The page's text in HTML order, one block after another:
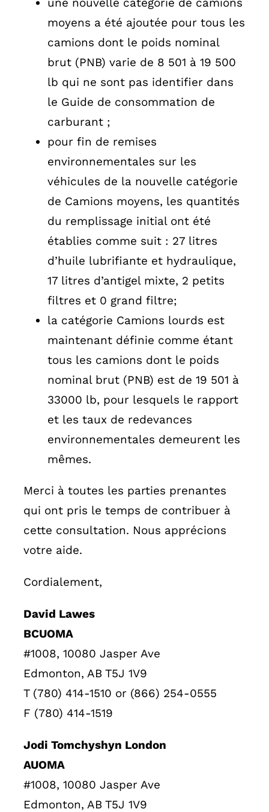
moyens a été ajoutée pour tous les
camions dont le poids nominal
brut (PNB) varie de 8 501 à 19 500
lb qui ne sont pas identifier dans
le Guide de consommation de
carburant ;
pour fin de remises
environnementales sur les
véhicules de la nouvelle catégorie
de Camions moyens, les quantités
du remplissage initial ont été
établies comme suit : 27 litres
d’huile lubrifiante et hydraulique,
17 litres d’antigel mixte, 2 petits
filtres et 0 grand filtre;
la catégorie Camions lourds est
maintenant définie comme étant
tous les camions dont le poids
nominal brut (PNB) est de 19 501 à
33000 lb, pour lesquels le rapport
et les taux de redevances
environnementales demeurent les
mêmes.
Merci à toutes les parties prenantes
qui ont pris le temps de contribuer à
cette consultation. Nous apprécions
votre aide.
Cordialement,
David Lawes
BCUOMA
#1008, 10080 Jasper Ave
Edmonton, AB T5J 1V9
T (780) 414-1510 or (866) 254-0555
F (780) 414-1519
Jodi Tomchyshyn London
AUOMA
#1008, 10080 Jasper Ave
Edmonton, AB T5J 1V9